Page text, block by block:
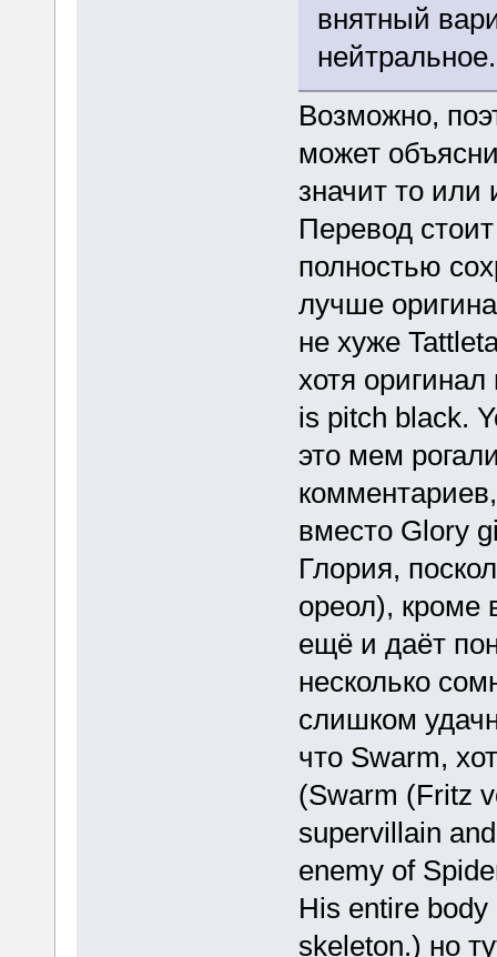
внятный
нейтральное.
Возможно,
может
значит то или
Перевод стоит
полностью
лучше
не хуже
хотя оригинал
is pitch black.
это мем
вместо Glory
Глория,
ореол), кроме
ещё и даёт
несколько
слишком
что Swarm,
(Swarm (Fritz
supervillain
enemy of
His entire
skeleton.) но